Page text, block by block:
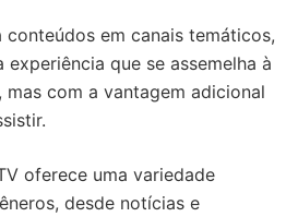
em canais temáticos,
que se assemelha à
com a vantagem adicional
oferece uma variedade
desde notícias e